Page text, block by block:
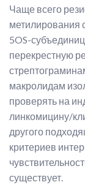
Чаще всего
метилирования
5OS-
перекрестную
макролидам
проверять на
линкомицину/
другого
критериев
существует.